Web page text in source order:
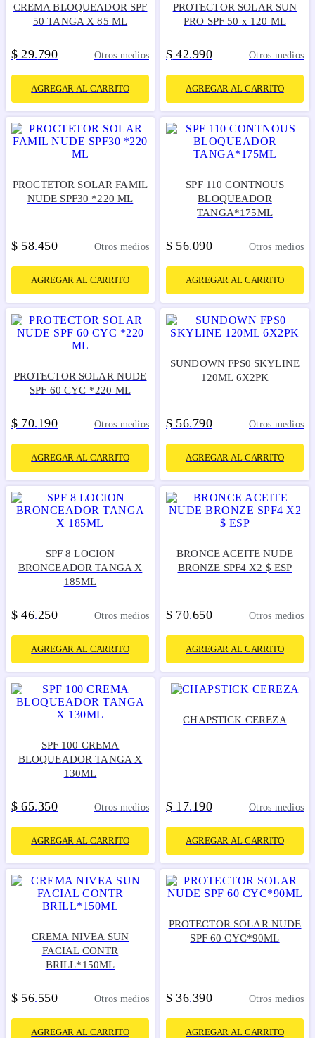
CREMA BLOQUEADOR SPF
50 TANGA X 85 ML
$ 29.790 Otros medios
AGREGAR AL CARRITO
PROTECTOR SOLAR SUN
PRO SPF 50 x 120 ML
$ 42.990 Otros medios
AGREGAR AL CARRITO
PROCTETOR SOLAR FAMIL
NUDE SPF30 *220 ML
$ 58.450 Otros medios
AGREGAR AL CARRITO
SPF 110 CONTNOUS
BLOQUEADOR
TANGA*175ML
$ 56.090 Otros medios
AGREGAR AL CARRITO
PROTECTOR SOLAR NUDE
SPF 60 CYC *220 ML
$ 70.190 Otros medios
AGREGAR AL CARRITO
SUNDOWN FPS0 SKYLINE
120ML 6X2PK
$ 56.790 Otros medios
AGREGAR AL CARRITO
SPF 8 LOCION
BRONCEADOR TANGA X
185ML
$ 46.250 Otros medios
AGREGAR AL CARRITO
BRONCE ACEITE NUDE
BRONZE SPF4 X2 $ ESP
$ 70.650 Otros medios
AGREGAR AL CARRITO
SPF 100 CREMA
BLOQUEADOR TANGA X
130ML
$ 65.350 Otros medios
AGREGAR AL CARRITO
CHAPSTICK CEREZA
$ 17.190 Otros medios
AGREGAR AL CARRITO
CREMA NIVEA SUN
FACIAL CONTR
BRILL*150ML
$ 56.550 Otros medios
AGREGAR AL CARRITO
PROTECTOR SOLAR NUDE
SPF 60 CYC*90ML
$ 36.390 Otros medios
AGREGAR AL CARRITO